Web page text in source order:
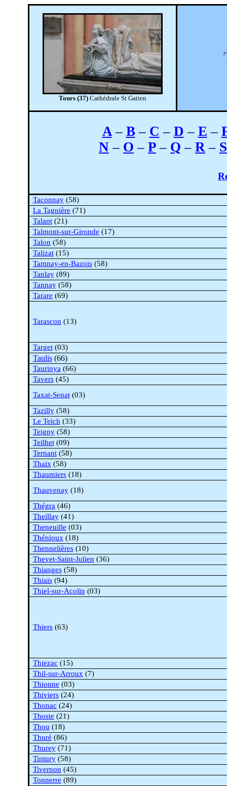
Tours (37) CathédraleSt Gatien
A– B– C – D – E –
N – O – P – Q – R – S
Taconnay(58)
La Tagnière (71)
Talant(21)
Talmont-sur-Gironde (17)
Talon (58)
Talizat(15)
Tamnay-en-Bazois(58)
Tanlay(89)
Tannay(58)
Tarare (69)
Tarascon (13)
Target(03)
Taulis(66)
Taurinya (66)
Tavers(45)
Taxat-Senat(03)
Tazilly(58)
Le Teich (33)
Teigny(58)
Teilhet(09)
Ternant(58)
Thaix (58)
Thaumiers(18)
Thauvenay(18)
Thégra (46)
Theillay(41)
Theneuille (03)
Thénioux (18)
Thennelières(10)
Thevet-Saint-Julien (36)
Thianges(58)
Thiais(94)
Thiel-sur-Acolin (03)
Thiers(63)
Thiezac (15)
Thil-sur-Arroux (7)
Thionne (03)
Thiviers(24)
Thonac (24)
Thoste (21)
Thou (18)
Thuré (86)
Thurey(71)
Tintury(58)
Tivernon (45)
Tonnerre (89)